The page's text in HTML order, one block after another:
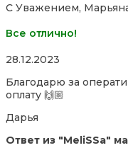
С Уважением,
Все отлично!
Rated
out
of
28.12.2023
Благодарю за
оплату 🙌🏼
Дарья
Ответ из "MeliSSa"